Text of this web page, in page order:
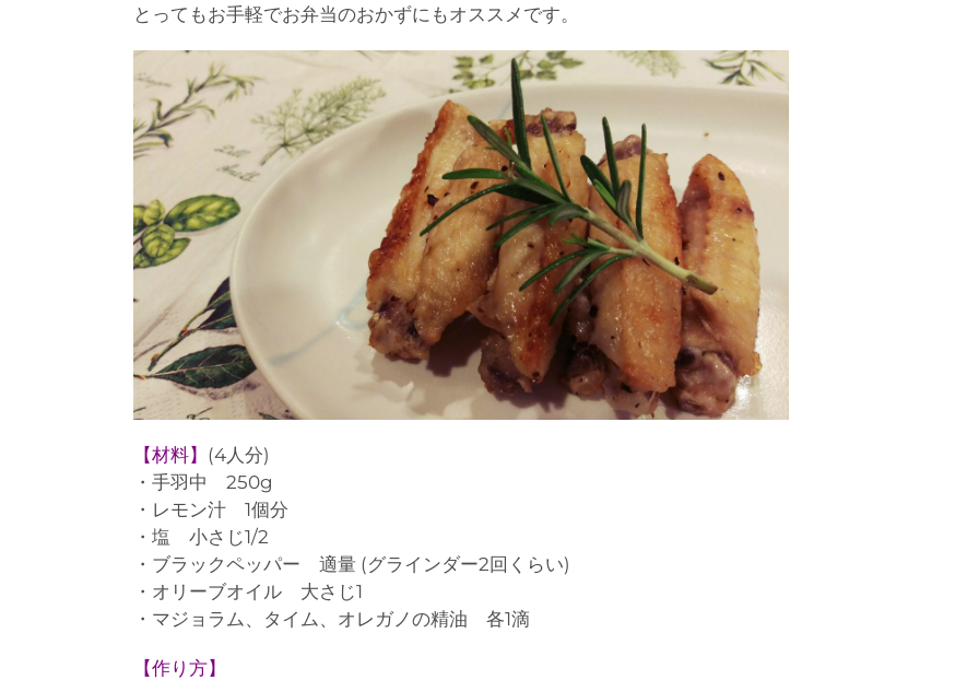
とってもお手軽でお弁当のおかずにもオススメです。
【材料】 (4人分)
・手羽中 250g
・レモン汁 1個分
・塩 小さじ1/2
・ブラックペッパー 適量 (グラインダー2回くらい)
・オリーブオイル 大さじ1
・マジョラム、タイム、オレガノの精油 各1滴
【作り方】